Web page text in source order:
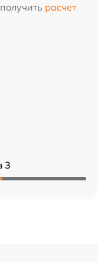
3
расчет